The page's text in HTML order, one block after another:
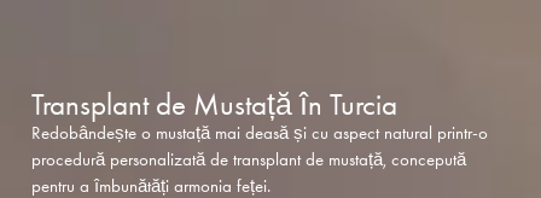
Transplant de Mustață în Turcia
Redobândește o mustață mai deasă și cu aspect natural printr-o
procedură personalizată de transplant de mustață, concepută
pentru a îmbunătăți armonia feței.